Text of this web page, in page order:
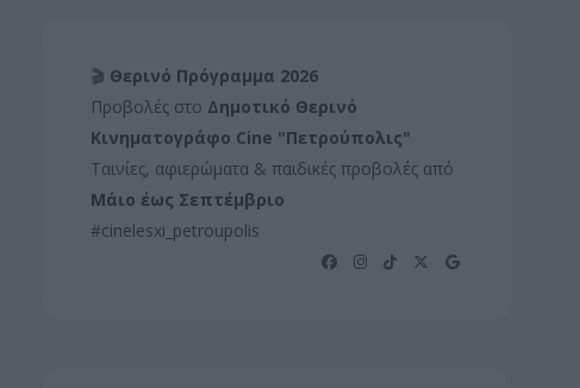
🎬 Θερινό Πρόγραμμα 2026
Προβολές στο Δημοτικό Θερινό
Κινηματογράφο Cine "Πετρούπολις"
Ταινίες, αφιερώματα & παιδικές προβολές από
Μάιο έως Σεπτέμβριο
#cinelesxi_petroupolis